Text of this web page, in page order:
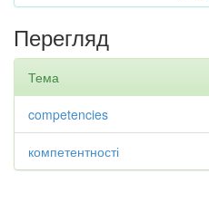
Перегляд
Тема
competencies
компетентності